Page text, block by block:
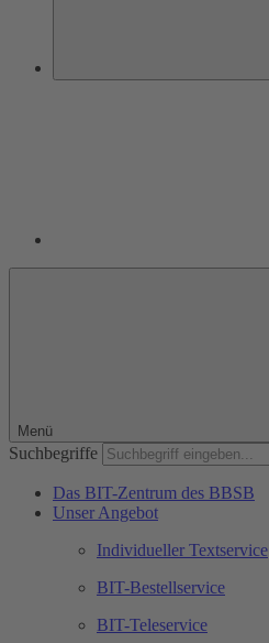
Menü
Suchbegriffe
Das BIT-Zentrum des BBSB
Unser Angebot
Individueller Textservice
BIT-Bestellservice
BIT-Teleservice